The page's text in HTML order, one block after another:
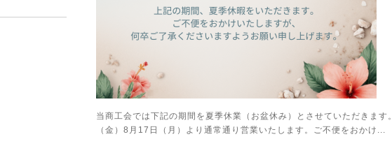
当商工会では下記の期間を夏季休業（お盆休み）とさせていただきま
（金）8月17日（月）より通常通り営業いたします。ご不便をおかけ...